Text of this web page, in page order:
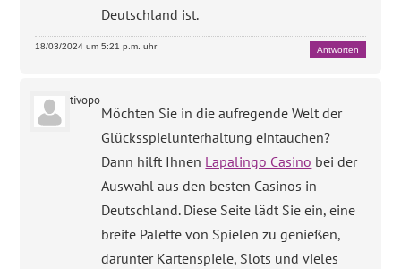
Deutschland ist.
18/03/2024 um 5:21 p.m. uhr Antworten
tivopo
Möchten Sie in die aufregende Welt der
Glücksspielunterhaltung eintauchen?
Dann hilft Ihnen Lapalingo Casino bei der
Auswahl aus den besten Casinos in
Deutschland. Diese Seite lädt Sie ein, eine
breite Palette von Spielen zu genießen,
darunter Kartenspiele, Slots und vieles